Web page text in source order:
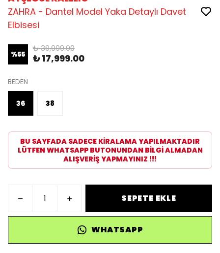
ZAHRA - Dantel Model Yaka Detaylı Davet
Elbisesi
%55
₺ 39,999.00
₺ 17,999.00
BEDEN
36 38
BU SAYFADA SADECE KİRALAMA YAPILMAKTADIR
LÜTFEN WHATSAPP BUTONUNDAN BİLGİ ALMADAN
ALIŞVERİŞ YAPMAYINIZ !!!
SEPETE EKLE
WHATSAPP